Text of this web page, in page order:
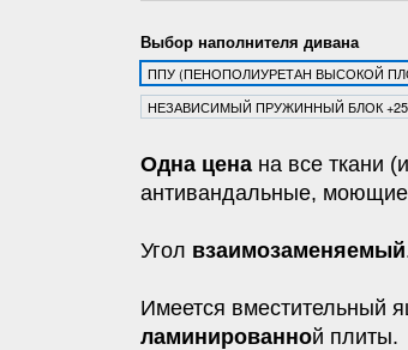
Выбор наполнителя дивана
ППУ (ПЕНОПОЛИУРЕТАН ВЫСОКОЙ
НЕЗАВИСИМЫЙ ПРУЖИННЫЙ БЛОК
Одна цена на все ткани
антивандальные,
Угол взаимозаменяемый
Имеется вместительный
ламинированной плиты.